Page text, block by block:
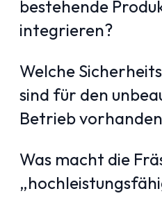
bestehende
integrieren?
Welche
sind für den
Betrieb
Was macht die